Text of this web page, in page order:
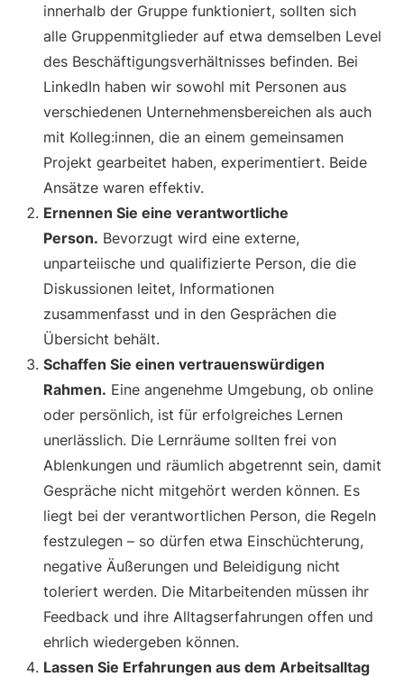
innerhalb der Gruppe funktioniert, sollten sich
alle Gruppenmitglieder auf etwa demselben Level
des Beschäftigungsverhältnisses befinden. Bei
LinkedIn haben wir sowohl mit Personen aus
verschiedenen Unternehmensbereichen als auch
mit Kolleg:innen, die an einem gemeinsamen
Projekt gearbeitet haben, experimentiert. Beide
Ansätze waren effektiv.
Ernennen Sie eine verantwortliche
Person. Bevorzugt wird eine externe,
unparteiische und qualifizierte Person, die die
Diskussionen leitet, Informationen
zusammenfasst und in den Gesprächen die
Übersicht behält.
Schaffen Sie einen vertrauenswürdigen
Rahmen. Eine angenehme Umgebung, ob online
oder persönlich, ist für erfolgreiches Lernen
unerlässlich. Die Lernräume sollten frei von
Ablenkungen und räumlich abgetrennt sein, damit
Gespräche nicht mitgehört werden können. Es
liegt bei der verantwortlichen Person, die Regeln
festzulegen – so dürfen etwa Einschüchterung,
negative Äußerungen und Beleidigung nicht
toleriert werden. Die Mitarbeitenden müssen ihr
Feedback und ihre Alltagserfahrungen offen und
ehrlich wiedergeben können.
Lassen Sie Erfahrungen aus dem Arbeitsalltag